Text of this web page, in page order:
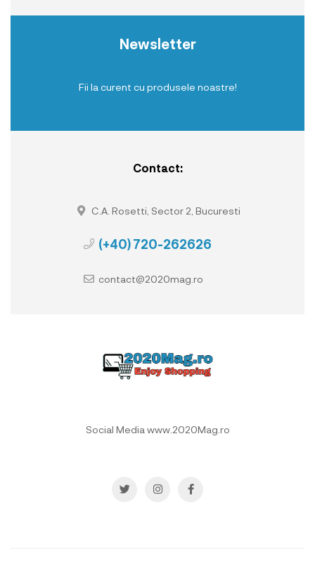
Newsletter
Fii la curent cu produsele noastre!
Contact:
C.A. Rosetti, Sector 2, Bucuresti
(+40) 720-262626
contact@2020mag.ro
Social Media www.2020Mag.ro